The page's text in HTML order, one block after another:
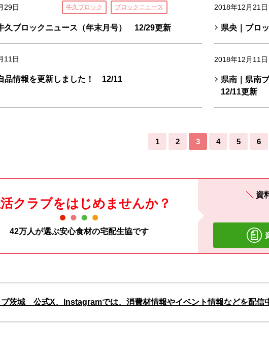
29日 牛久ブロック ブロックニュース
久ブロックニュース（年末月号） 12/29更新
2018年12月21日
県央｜ブロ
11日
品情報を更新しました！ 12/11
2018年12月11日
県南｜県南
12/11更新
1 2 3 4 5 6
クラブをはじめませんか？
42万人が選ぶ安心食材の宅配生協です
資
茨城 公式X、Instagramでは、消費材情報やイベント情報などを配信